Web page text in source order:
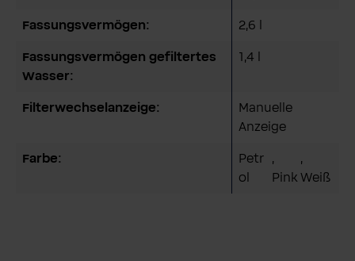
Fassungsvermögen: 2,6 l
Fassungsvermögen gefiltertes
Wasser:
1,4 l
Filterwechselanzeige:
Manuelle
Anzeige
Farbe:
Petr
ol
,
Pink
,
Weiß